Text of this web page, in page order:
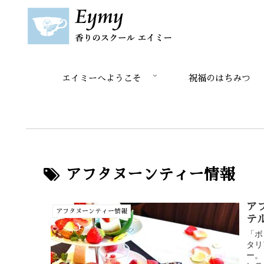
エイミーへようこそ 祝福のはちみつ
アフタヌーンティー情報
アフタヌーンティー情報
ア
テ
「
タ
ー